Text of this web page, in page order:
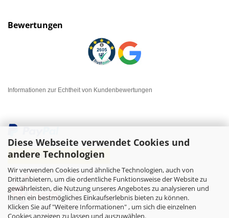
Diese Webseite verwendet Cookies und
andere Technologien
Wir verwenden Cookies und ähnliche Technologien, auch von
Drittanbietern, um die ordentliche Funktionsweise der Website zu
gewährleisten, die Nutzung unseres Angebotes zu analysieren und
Ihnen ein bestmögliches Einkaufserlebnis bieten zu können.
Klicken Sie auf "Weitere Informationen" , um sich die einzelnen
Cookies anzeigen zu lassen und auszuwählen.
Bewertungen
Informationen zur Echtheit von Kundenbewertungen